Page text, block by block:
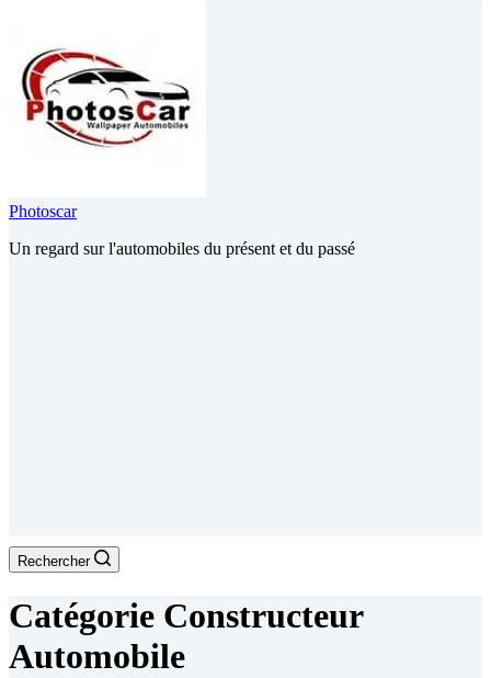
Photoscar
Un regard sur l'automobiles du présent et du passé
Rechercher
Catégorie Constructeur
Automobile